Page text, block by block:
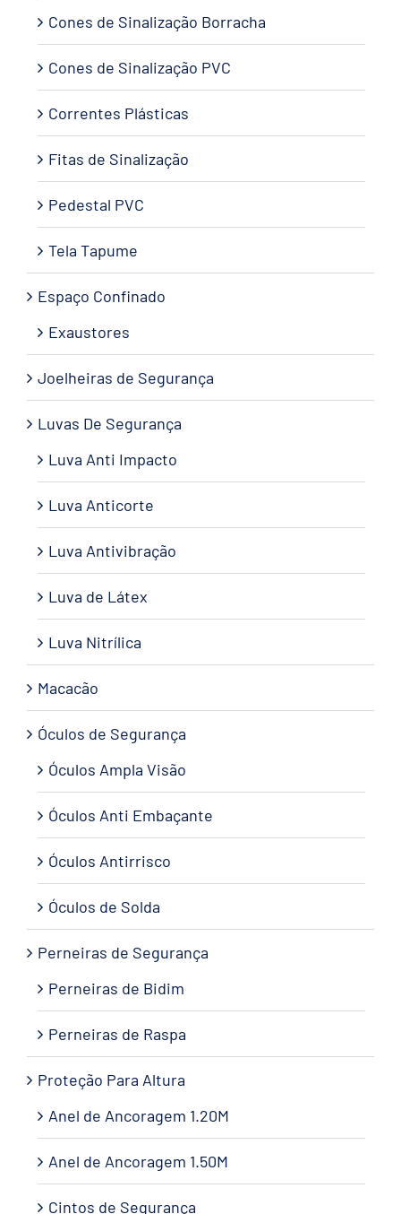
Cones de Sinalização Borracha
Cones de Sinalização PVC
Correntes Plásticas
Fitas de Sinalização
Pedestal PVC
Tela Tapume
Espaço Confinado
Exaustores
Joelheiras de Segurança
Luvas De Segurança
Luva Anti Impacto
Luva Anticorte
Luva Antivibração
Luva de Látex
Luva Nitrílica
Macacão
Óculos de Segurança
Óculos Ampla Visão
Óculos Anti Embaçante
Óculos Antirrisco
Óculos de Solda
Perneiras de Segurança
Perneiras de Bidim
Perneiras de Raspa
Proteção Para Altura
Anel de Ancoragem 1.20M
Anel de Ancoragem 1.50M
Cintos de Segurança